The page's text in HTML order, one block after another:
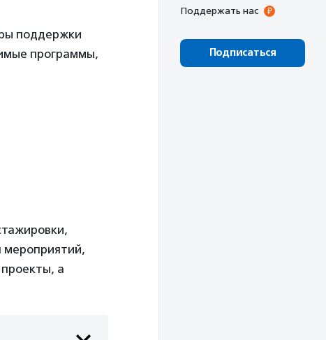
поддержки
программы,
мероприятий,
а
Поддержать нас
Подписаться